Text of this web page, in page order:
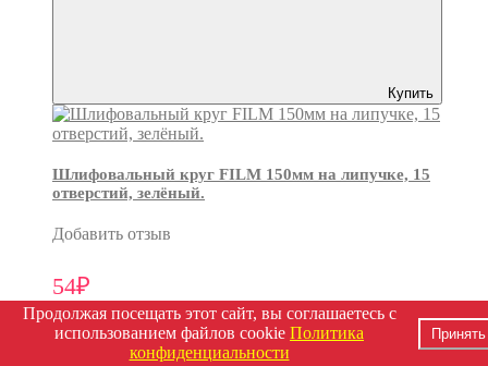
Купить
Шлифовальный круг FILM 150мм на липучке, 15
отверстий, зелёный.
Добавить отзыв
54₽
Продолжая посещать этот сайт, вы соглашаетесь с
использованием файлов cookie Политика
конфиденциальности
Принять